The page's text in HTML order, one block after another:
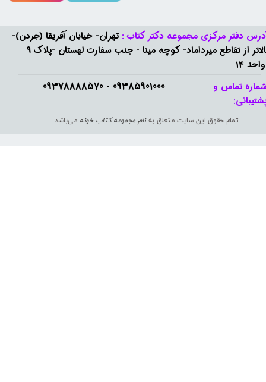
09385901000 - 09378888570​​​​​​​
دفتر مرکزی مجموعه دکتر کتاب : تهران- خیابان آفریقا (جردن)-
بالاتر از تقاطع میرداماد- کوچه مینا - جنب سفارت لهستان -پلاک 9
14
تمام حقوق این سایت متعلق بهنام مجموعه کتاب خونه می‌باشد.
تماس و